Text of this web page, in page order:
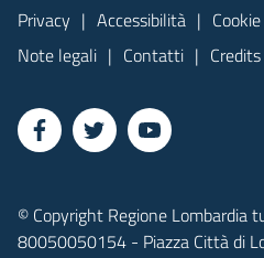
Privacy Accessibilità
Note legali
Contatti Credits
© Copyright Regione Lombardia
80050050154 - Piazza Città di